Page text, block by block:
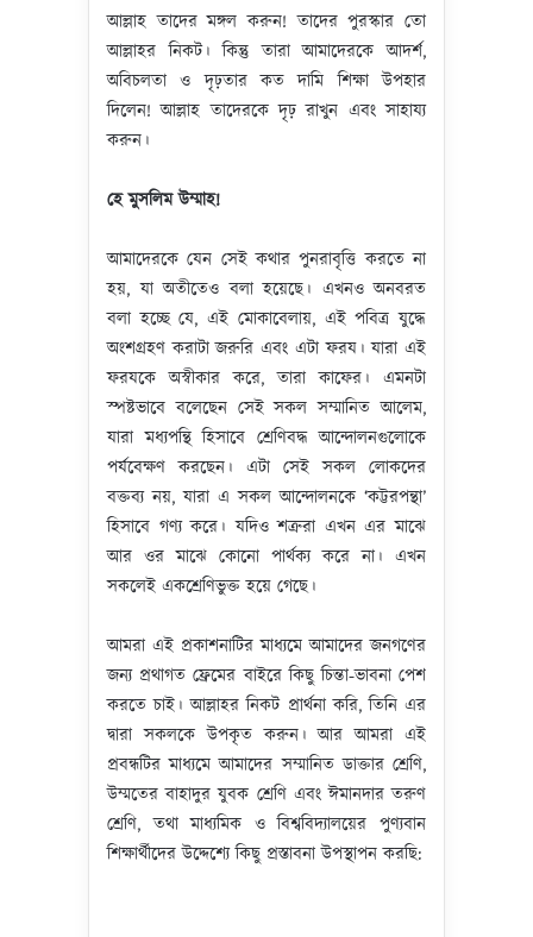
আল্লাহ তাদের মঙ্গল করুন! তাদের পুরস্কার তো
আল্লাহর নিকট। কিন্তু তারা আমাদেরকে আদর্শ,
অবিচলতা ও দৃঢ়তার কত দামি শিক্ষা উপহার
দিলেন! আল্লাহ তাদেরকে দৃঢ় রাখুন এবং সাহায্য
করুন।
হে মুসলিম উম্মাহ!
আমাদেরকে যেন সেই কথার পুনরাবৃত্তি করতে না
হয়, যা অতীতেও বলা হয়েছে। এখনও অনবরত
বলা হচ্ছে যে, এই মোকাবেলায়, এই পবিত্র যুদ্ধে
অংশগ্রহণ করাটা জরুরি এবং এটা ফরয। যারা এই
ফরযকে অস্বীকার করে, তারা কাফের। এমনটা
স্পষ্টভাবে বলেছেন সেই সকল সম্মানিত আলেম,
যারা মধ্যপন্থি হিসাবে শ্রেণিবদ্ধ আন্দোলনগুলোকে
পর্যবেক্ষণ করছেন। এটা সেই সকল লোকদের
বক্তব্য নয়, যারা এ সকল আন্দোলনকে ‘কট্টরপন্থা’
হিসাবে গণ্য করে। যদিও শত্রুরা এখন এর মাঝে
আর ওর মাঝে কোনো পার্থক্য করে না। এখন
সকলেই একশ্রেণিভুক্ত হয়ে গেছে।
আমরা এই প্রকাশনাটির মাধ্যমে আমাদের জনগণের
জন্য প্রথাগত ফ্রেমের বাইরে কিছু চিন্তা-ভাবনা পেশ
করতে চাই। আল্লাহর নিকট প্রার্থনা করি, তিনি এর
দ্বারা সকলকে উপকৃত করুন। আর আমরা এই
প্রবন্ধটির মাধ্যমে আমাদের সম্মানিত ডাক্তার শ্রেণি,
উম্মতের বাহাদুর যুবক শ্রেণি এবং ঈমানদার তরুণ
শ্রেণি, তথা মাধ্যমিক ও বিশ্ববিদ্যালয়ের পুণ্যবান
শিক্ষার্থীদের উদ্দেশ্যে কিছু প্রস্তাবনা উপস্থাপন করছি: